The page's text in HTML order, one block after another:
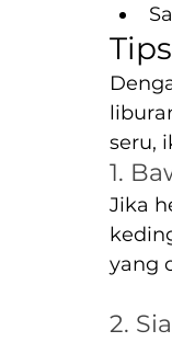
seru,
1.
Jika
yang
2.